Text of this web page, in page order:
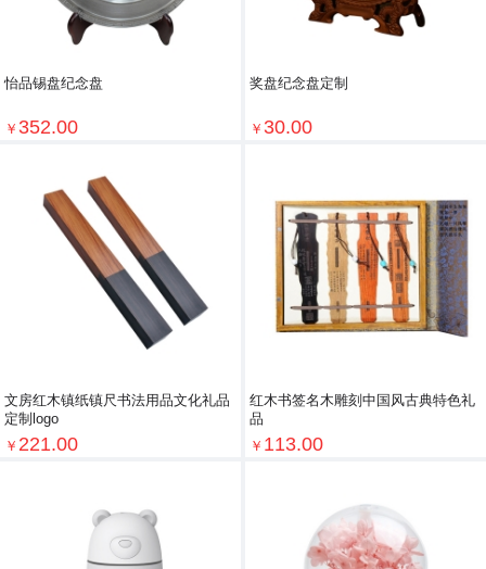
怡品锡盘纪念盘
￥ 352.00
奖盘纪念盘定制
￥ 30.00
文房红木镇纸镇尺书法用品文化礼品
定制logo
￥ 221.00
红木书签名木雕刻中国风古典特色礼
品
￥ 113.00